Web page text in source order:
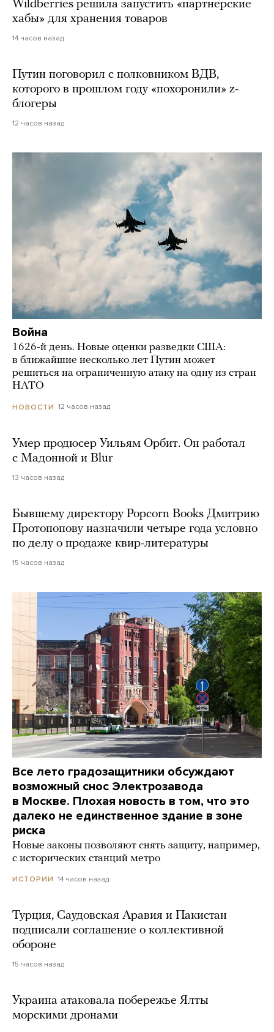
Wildberries решила запустить «партнерские
хабы» для хранения товаров
14 часов назад
Путин поговорил с полковником ВДВ,
которого в прошлом году «похоронили» z-
блогеры
12 часов назад
Война
1626-й день. Новые оценки разведки США:
в ближайшие несколько лет Путин может
решиться на ограниченную атаку на одну из стран
НАТО
НОВОСТИ 12 часов назад
Умер продюсер Уильям Орбит. Он работал
с Мадонной и Blur
13 часов назад
Бывшему директору Popcorn Books Дмитрию
Протопопову назначили четыре года условно
по делу о продаже квир-литературы
15 часов назад
Все лето градозащитники обсуждают
возможный снос Электрозавода
в Москве. Плохая новость в том, что это
далеко не единственное здание в зоне
риска
Новые законы позволяют снять защиту, например,
с исторических станций метро
ИСТОРИИ 14 часов назад
Турция, Саудовская Аравия и Пакистан
подписали соглашение о коллективной
обороне
15 часов назад
Украина атаковала побережье Ялты
морскими дронами